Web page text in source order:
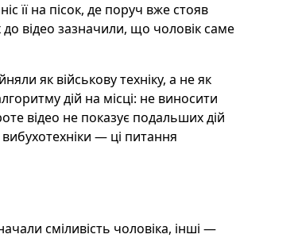
її на пісок, де поруч вже стояв
до відео зазначили, що чоловік саме
як військову техніку, а не як
дій на місці: не виносити
відео не показує подальших дій
— ці питання
сміливість чоловіка, інші —